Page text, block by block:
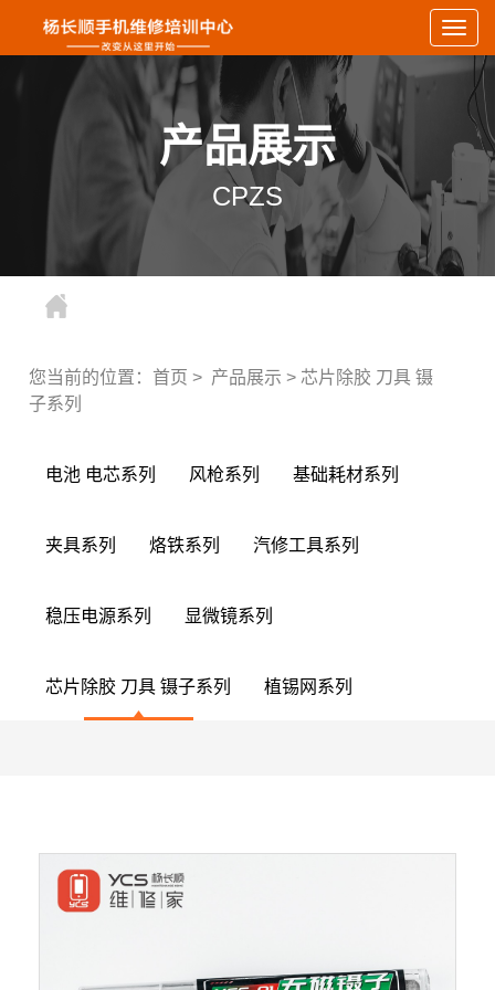
产品展示
CPZS
您当前的位置： 首页 > 产品展示 > 芯片除胶 刀具 镊
子系列
电池 电芯系列 风枪系列 基础耗材系列
夹具系列 烙铁系列 汽修工具系列
稳压电源系列 显微镜系列
芯片除胶 刀具 镊子系列 植锡网系列